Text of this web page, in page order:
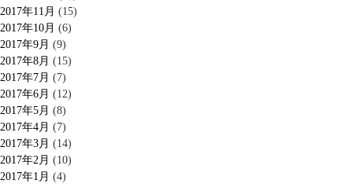
2017年11月 (15)
2017年10月 (6)
2017年9月 (9)
2017年8月 (15)
2017年7月 (7)
2017年6月 (12)
2017年5月 (8)
2017年4月 (7)
2017年3月 (14)
2017年2月 (10)
2017年1月 (4)